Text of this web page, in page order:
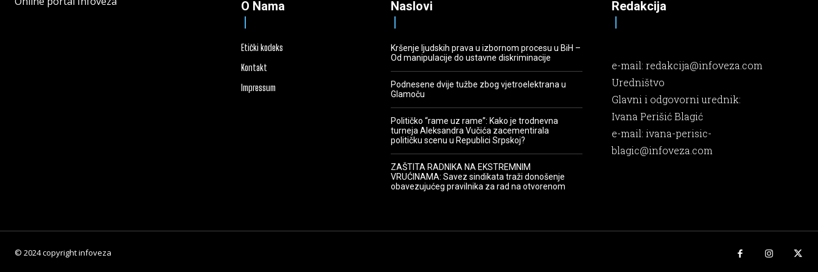
O Nama
Etički kodeks
Kontakt
Impressum
Naslovi
Kršenje ljudskih prava u izbornom procesu u BiH –
Od manipulacije do ustavne diskriminacije
Podnesene dvije tužbe zbog vjetroelektrana u
Glamoču
Političko “rame uz rame”: Kako je trodnevna
turneja Aleksandra Vučića zacementirala
političku scenu u Republici Srpskoj?
ZAŠTITA RADNIKA NA EKSTREMNIM
VRUĆINAMA: Savez sindikata traži donošenje
obavezujućeg pravilnika za rad na otvorenom
Redakcija
e-mail:redakcija@infoveza.com
Uredništvo
Glavni i odgovorni urednik:
Ivana Perišić Blagić
e-mail:ivana-perisic-
blagic@infoveza.com
© 2024 copyright infoveza